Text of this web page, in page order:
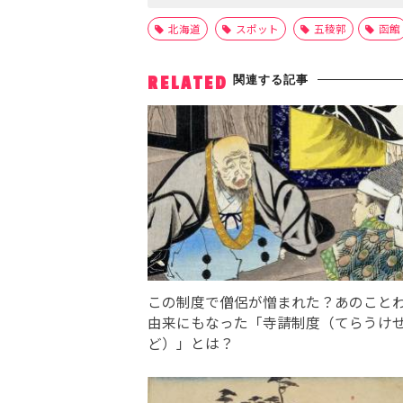
北海道 スポット 五稜郭 函館
RELATED 関連する記事
この制度で僧侶が憎まれた？あのこと
由来にもなった「寺請制度（てらうけ
ど）」とは？